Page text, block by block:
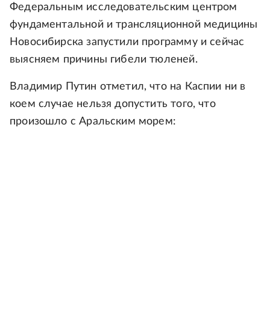
Федеральным исследовательским центром
фундаментальной и трансляционной медицины
Новосибирска запустили программу и сейчас
выясняем причины гибели тюленей.
Владимир Путин отметил, что на Каспии ни в
коем случае нельзя допустить того, что
произошло с Аральским морем: